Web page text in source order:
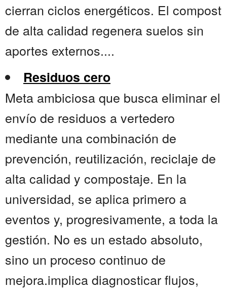
cierran ciclos energéticos. El compost
de alta calidad regenera suelos sin
aportes externos....
Residuos cero
Meta ambiciosa que busca eliminar el
envío de residuos a vertedero
mediante una combinación de
prevención, reutilización, reciclaje de
alta calidad y compostaje. En la
universidad, se aplica primero a
eventos y, progresivamente, a toda la
gestión. No es un estado absoluto,
sino un proceso continuo de
mejora.implica diagnosticar flujos,